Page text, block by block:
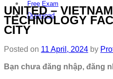
Free Exam
Download
UNITED –
TECHNOLOGY
CITY
Posted on 11 April, 2024 by
Bạn chưa đăng nhập, đăng